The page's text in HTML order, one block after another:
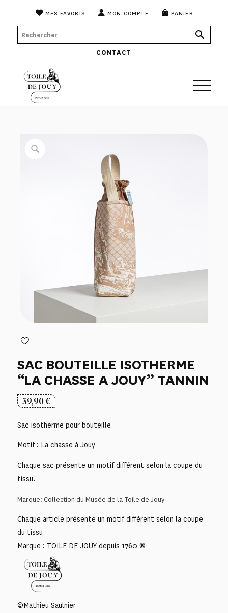
MES FAVORIS MON COMPTE PANIER
CONTACT
SAC BOUTEILLE ISOTHERME
“LA CHASSE A JOUY” TANNIN
39,90€
Sac isotherme pour bouteille
Motif : La chasse à Jouy
Chaque sac présente un motif différent selon la coupe du
tissu.
Marque: Collection du Musée de la Toile de Jouy
Chaque article présente un motif différent selon la coupe
du tissu
Marque : TOILE DE JOUY depuis 1760 ®
©Mathieu Saulnier